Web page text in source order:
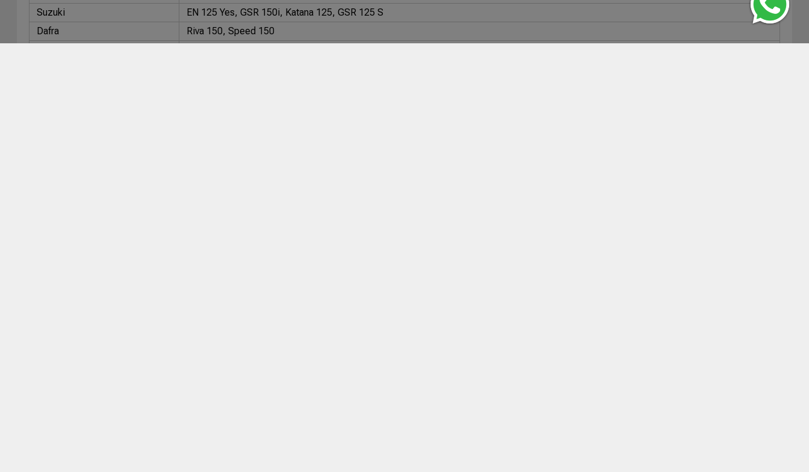
Suzuki
EN 125 Yes, GSR 150i, Katana 125, GSR 125 S
Dafra
Riva 150, Speed 150